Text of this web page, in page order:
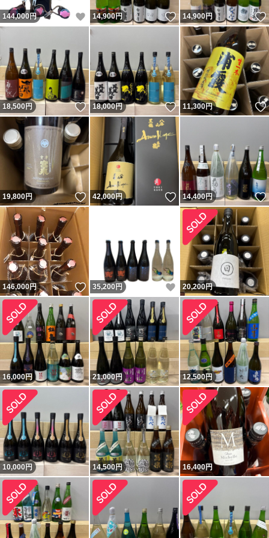
144,000 円 いいね！
14,900円 いいね！
14,900円
18,500円 いいね！
18,000円 いいね！
11,300円
19,800円 いいね！
42,000円 いいね！
14,400円
146,000円 いいね！
35,200 円 いいね！
20,200円
16,000円 21,000円 12,500円
10,000円 14,500円 16,400円